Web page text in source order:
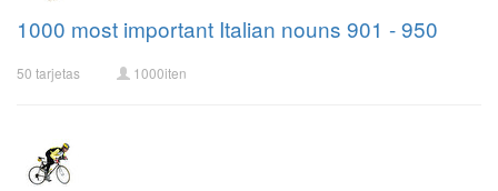
1000 most important Italian nouns 901 - 950
50 tarjetas 1000iten